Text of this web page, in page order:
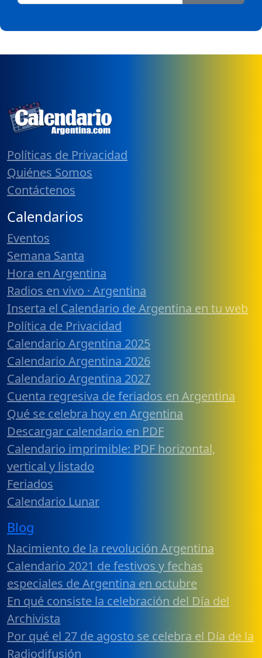
Políticas de Privacidad
Quiénes Somos
Contáctenos
Calendarios
Eventos
Semana Santa
Hora en Argentina
Radios en vivo · Argentina
Inserta el Calendario de Argentina en tu web
Política de Privacidad
Calendario Argentina 2025
Calendario Argentina 2026
Calendario Argentina 2027
Cuenta regresiva de feriados en Argentina
Qué se celebra hoy en Argentina
Descargar calendario en PDF
Calendario imprimible: PDF horizontal,
vertical y listado
Feriados
Calendario Lunar
Blog
Nacimiento de la revolución Argentina
Calendario 2021 de festivos y fechas
especiales de Argentina en octubre
En qué consiste la celebración del Día del
Archivista
Por qué el 27 de agosto se celebra el Día de la
Radiodifusión